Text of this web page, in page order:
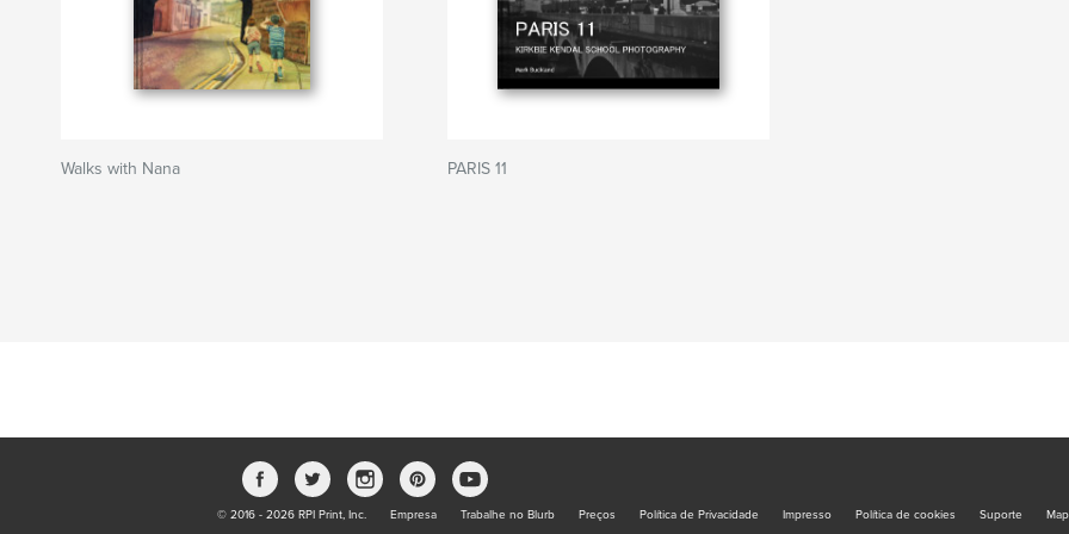
Walks with Nana PARIS 11
© 2016 - 2026 RPI Print, Inc. Empresa Trabalhe no Blurb Preços Política de Privacidade Impresso Política de cookies Suporte